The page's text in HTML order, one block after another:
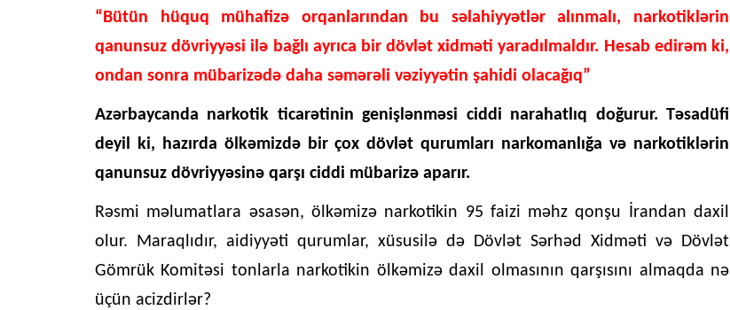
“Bütün hüquq mühafizə orqanlarından bu səlahiyyətlər alınmalı, narkotiklərin
qanunsuz dövriyyəsi ilə bağlı ayrıca bir dövlət xidməti yaradılmaldır. Hesab edirəm ki,
ondan sonra mübarizədə daha səmərəli vəziyyətin şahidi olacağıq”
Azərbaycanda narkotik ticarətinin genişlənməsi ciddi narahatlıq doğurur. Təsadüfi
deyil ki, hazırda ölkəmizdə bir çox dövlət qurumları narkomanlığa və narkotiklərin
qanunsuz dövriyyəsinə qarşı ciddi mübarizə aparır.
Rəsmi məlumatlara əsasən, ölkəmizə narkotikin 95 faizi məhz qonşu İrandan daxil
olur. Maraqlıdır, aidiyyəti qurumlar, xüsusilə də Dövlət Sərhəd Xidməti və Dövlət
Gömrük Komitəsi tonlarla narkotikin ölkəmizə daxil olmasının qarşısını almaqda nə
üçün acizdirlər?